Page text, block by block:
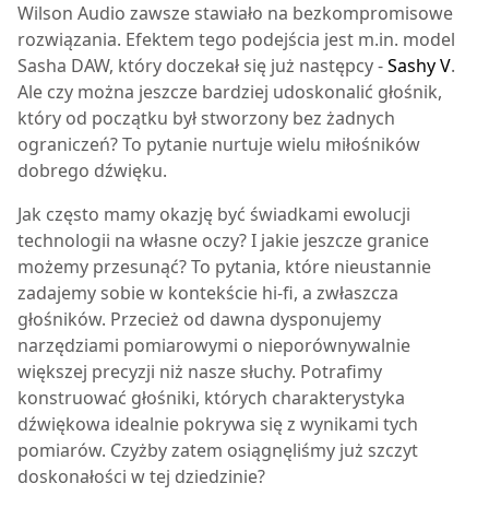
Wilson Audio zawsze stawiało na bezkompromisowe
rozwiązania. Efektem tego podejścia jest m.in. model
Sasha DAW, który doczekał się już następcy -Sashy V.
Ale czy można jeszcze bardziej udoskonalić głośnik,
który od początku był stworzony bez żadnych
ograniczeń? To pytanie nurtuje wielu miłośników
dobrego dźwięku.
Jak często mamy okazję być świadkami ewolucji
technologii na własne oczy? I jakie jeszcze granice
możemy przesunąć? To pytania, które nieustannie
zadajemy sobie w kontekście hi-fi, a zwłaszcza
głośników. Przecież od dawna dysponujemy
narzędziami pomiarowymi o nieporównywalnie
większej precyzji niż nasze słuchy. Potrafimy
konstruować głośniki, których charakterystyka
dźwiękowa idealnie pokrywa się z wynikami tych
pomiarów. Czyżby zatem osiągnęliśmy już szczyt
doskonałości w tej dziedzinie?